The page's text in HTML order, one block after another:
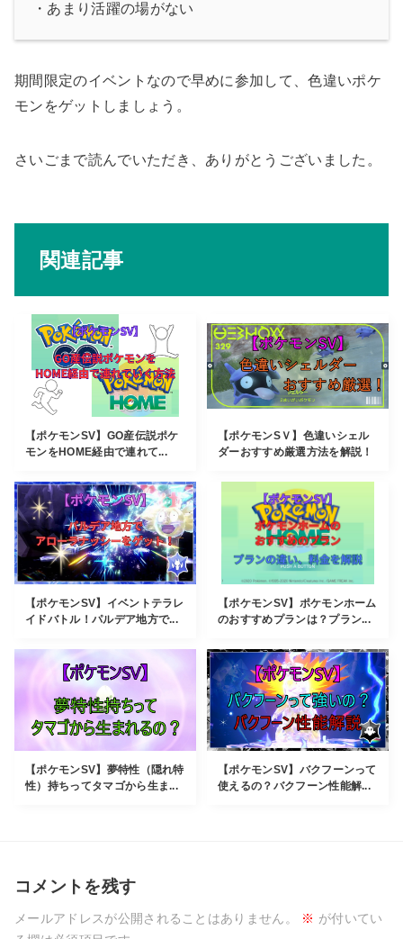
・あまり活躍の場がない
期間限定のイベントなので早めに参加して、色違いポケ
モンをゲットしましょう。
さいごまで読んでいただき、ありがとうございました。
関連記事
【ポケモンSV】GO産伝説ポケ
モンをHOME経由で連れて...
【ポケモンSＶ】色違いシェル
ダーおすすめ厳選方法を解説！
【ポケモンSV】イベントテラレ
イドバトル！パルデア地方で...
【ポケモンSV】ポケモンホーム
のおすすめプランは？プラン...
【ポケモンSV】夢特性（隠れ特
性）持ちってタマゴから生ま...
【ポケモンSV】バクフーンって
使えるの？バクフーン性能解...
コメントを残す
メールアドレスが公開されることはありません。 ※ が付いてい